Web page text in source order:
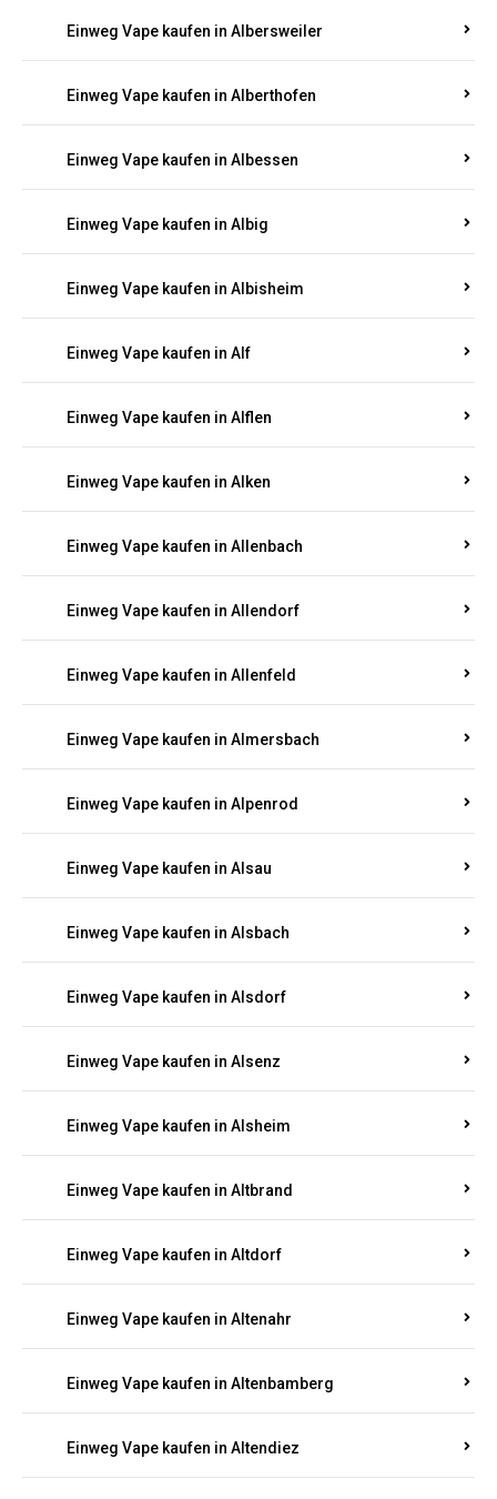
Einweg Vape kaufen in Albersweiler
Einweg Vape kaufen in Alberthofen
Einweg Vape kaufen in Albessen
Einweg Vape kaufen in Albig
Einweg Vape kaufen in Albisheim
Einweg Vape kaufen in Alf
Einweg Vape kaufen in Alflen
Einweg Vape kaufen in Alken
Einweg Vape kaufen in Allenbach
Einweg Vape kaufen in Allendorf
Einweg Vape kaufen in Allenfeld
Einweg Vape kaufen in Almersbach
Einweg Vape kaufen in Alpenrod
Einweg Vape kaufen in Alsau
Einweg Vape kaufen in Alsbach
Einweg Vape kaufen in Alsdorf
Einweg Vape kaufen in Alsenz
Einweg Vape kaufen in Alsheim
Einweg Vape kaufen in Altbrand
Einweg Vape kaufen in Altdorf
Einweg Vape kaufen in Altenahr
Einweg Vape kaufen in Altenbamberg
Einweg Vape kaufen in Altendiez